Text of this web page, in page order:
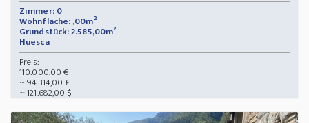
Zimmer: 0
Wohnfläche: ,00m²
Grundstück: 2.585,00m²
Huesca
Preis:
110.000,00 €
~ 94.314,00 £
~ 121.682,00 $